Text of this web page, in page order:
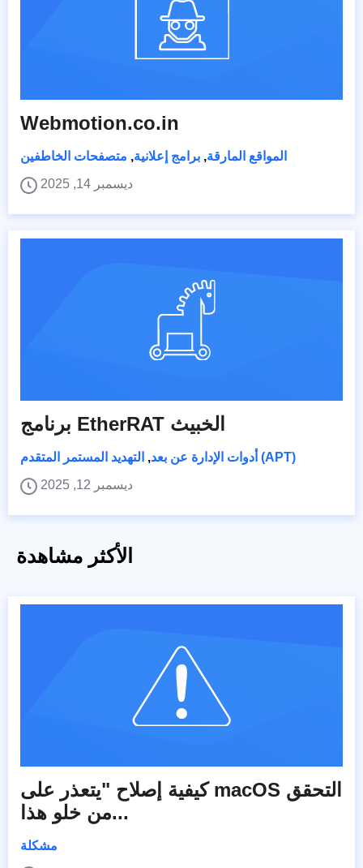
Webmotion.co.in
المواقع المارقة, برامج إعلانية, متصفحات الخاطفين
ديسمبر 14, 2025
برنامج EtherRAT الخبيث
أدوات الإدارة عن بعد,
التهديد المستمر المتقدم (APT)
ديسمبر 12, 2025
الأكثر مشاهدة
كيفية إصلاح "يتعذر على macOS التحقق
من خلو هذا...
مشكلة